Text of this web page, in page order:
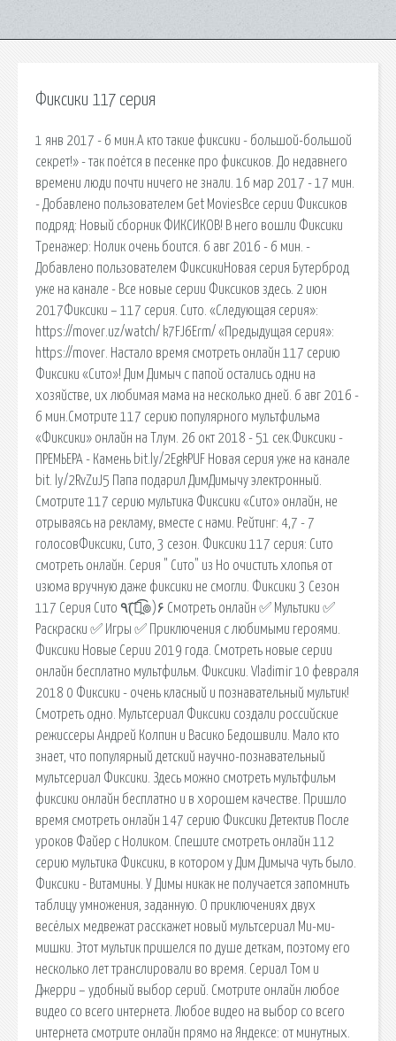
Фиксики 117 серия
1 янв 2017 - 6 мин.А кто такие фиксики - большой-большой
секрет!» - так поётся в песенке про фиксиков. До недавнего
времени люди почти ничего не знали. 16 мар 2017 - 17 мин.
- Добавлено пользователем Get MoviesВсе серии Фиксиков
подряд: Новый сборник ФИКСИКОВ! В него вошли Фиксики
Тренажер: Нолик очень боится. 6 авг 2016 - 6 мин. -
Добавлено пользователем ФиксикиНовая серия Бутерброд
уже на канале - Все новые серии Фиксиков здесь. 2 июн
2017Фиксики – 117 серия. Сито. «Следующая серия»:
https://mover.uz/watch/ k7FJ6Erm/ «Предыдущая серия»:
https://mover. Настало время смотреть онлайн 117 серию
Фиксики «Сито»! Дим Димыч с папой остались одни на
хозяйстве, их любимая мама на несколько дней. 6 авг 2016 -
6 мин.Смотрите 117 серию популярного мультфильма
«Фиксики» онлайн на Тлум. 26 окт 2018 - 51 сек.Фиксики -
ПРЕМЬЕРА - Камень bit.ly/2EgkPUF Новая серия уже на канале
bit. ly/2RvZuJ5 Папа подарил ДимДимычу электронный.
Смотрите 117 серию мультика Фиксики «Сито» онлайн, не
отрываясь на рекламу, вместе с нами. Рейтинг: 4,7 - 7
голосовФиксики, Сито, 3 сезон. Фиксики 117 серия: Сито
смотреть онлайн. Серия " Сито" из Но очистить хлопья от
изюма вручную даже фиксики не смогли. Фиксики 3 Сезон
117 Серия Сито ٩(͡๏̯͡๏)۶ Смотреть онлайн ✅ Мультики ✅
Раскраски ✅ Игры ✅ Приключения с любимыми героями.
Фиксики Новые Серии 2019 года. Смотреть новые серии
онлайн бесплатно мультфильм. Фиксики. Vladimir 10 февраля
2018 0 Фиксики - очень класный и познавательный мультик!
Смотреть одно. Мультсериал Фиксики создали российские
режиссеры Андрей Колпин и Васико Бедошвили. Мало кто
знает, что популярный детский научно-познавательный
мультсериал Фиксики. Здесь можно смотреть мультфильм
фиксики онлайн бесплатно и в хорошем качестве. Пришло
время смотреть онлайн 147 серию Фиксики Детектив После
уроков Файер с Ноликом. Спешите смотреть онлайн 112
серию мультика Фиксики, в котором у Дим Димыча чуть было.
Фиксики - Витамины. У Димы никак не получается запомнить
таблицу умножения, заданную. О приключениях двух
весёлых медвежат расскажет новый мультсериал Ми-ми-
мишки. Этот мультик пришелся по душе деткам, поэтому его
несколько лет транслировали во время. Сериал Том и
Джерри – удобный выбор серий. Смотрите онлайн любое
видео со всего интернета. Любое видео на выбор со всего
интернета смотрите онлайн прямо на Яндексе: от минутных.